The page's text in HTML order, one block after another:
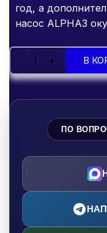
год, а
насос ALPHA3
В
ПО